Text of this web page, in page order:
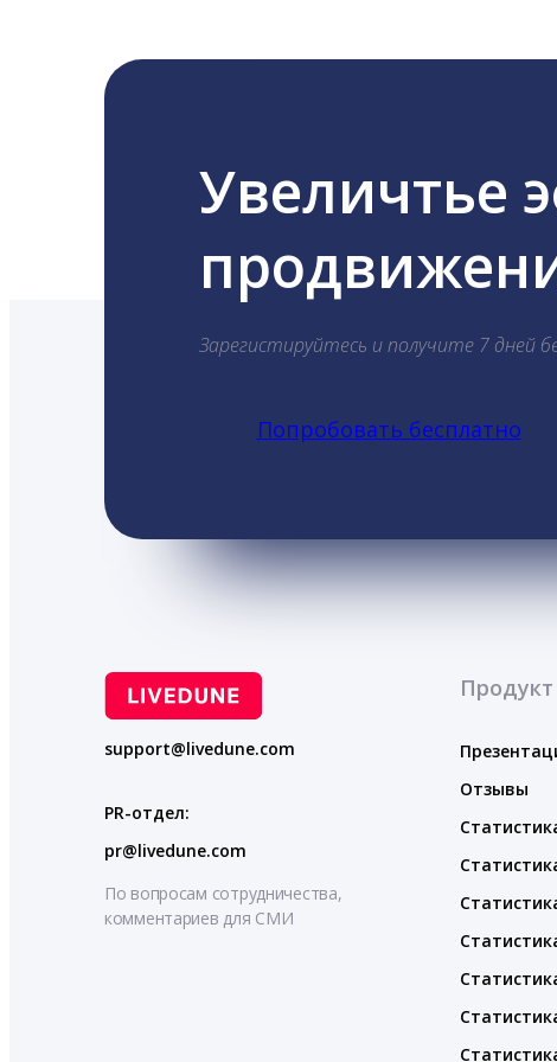
Увеличтье
Зарегистируйтесь и получите 7 дней
Попробовать бесплатно
support@livedune.com
PR-отдел:
pr@livedune.com
По вопросам сотрудничества,
комментариев для СМИ
Продукт
Отзывы